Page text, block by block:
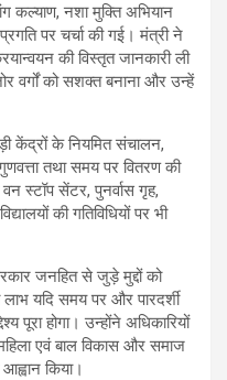
कल्याण, नशा मुक्ति अभियान
पर चर्चा की गई। मंत्री ने
की विस्तृत जानकारी ली
वर्गों को सशक्त बनाना और उन्हें
केंद्रों के नियमित संचालन,
तथा समय पर वितरण की
स्टॉप सेंटर, पुनर्वास गृह,
की गतिविधियों पर भी
जनहित से जुड़े मुद्दों को
यदि समय पर और पारदर्शी
पूरा होगा। उन्होंने अधिकारियों
एवं बाल विकास और समाज
किया।